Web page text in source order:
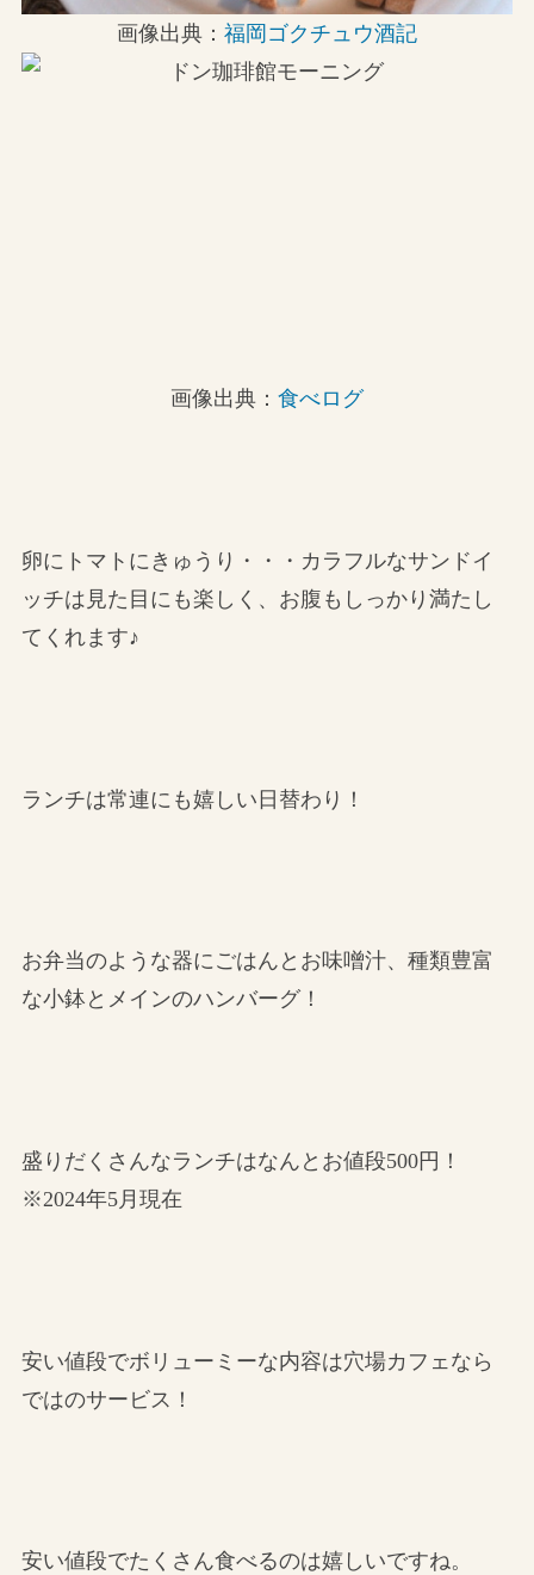
画像出典： 福岡ゴクチュウ酒記
画像出典： 食べログ
卵にトマトにきゅうり・・・カラフルなサンドイ
ッチは見た目にも楽しく、お腹もしっかり満たし
てくれます♪
ランチは常連にも嬉しい日替わり！
お弁当のような器にごはんとお味噌汁、種類豊富
な小鉢とメインのハンバーグ！
盛りだくさんなランチはなんとお値段500円！
※2024年5月現在
安い値段でボリューミーな内容は穴場カフェなら
ではのサービス！
安い値段でたくさん食べるのは嬉しいですね。